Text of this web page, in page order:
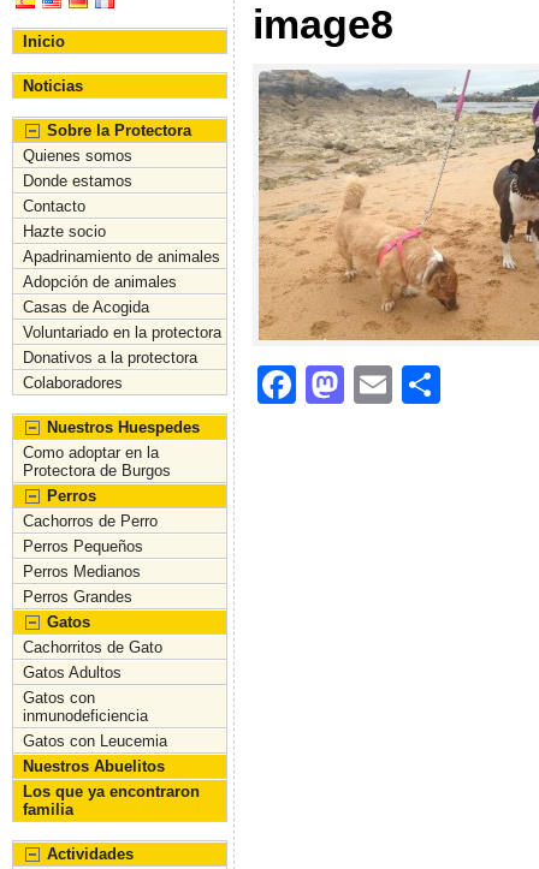
Inicio
Noticias
Sobre la Protectora
Quienes somos
Donde estamos
Contacto
Hazte socio
Apadrinamiento de animales
Adopción de animales
Casas de Acogida
Voluntariado en la protectora
Donativos a la protectora
Colaboradores
Nuestros Huespedes
Como adoptar en la
Protectora de Burgos
Perros
Cachorros de Perro
Perros Pequeños
Perros Medianos
Perros Grandes
Gatos
Cachorritos de Gato
Gatos Adultos
Gatos con
inmunodeficiencia
Gatos con Leucemia
Nuestros Abuelitos
Los que ya encontraron
familia
Actividades
image8
F
M
E